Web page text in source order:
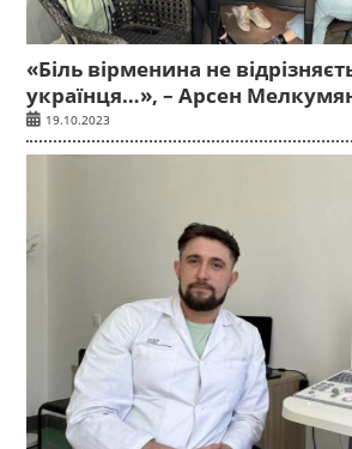
«Біль вірменина не
українця…», – Арсен
19.10.2023